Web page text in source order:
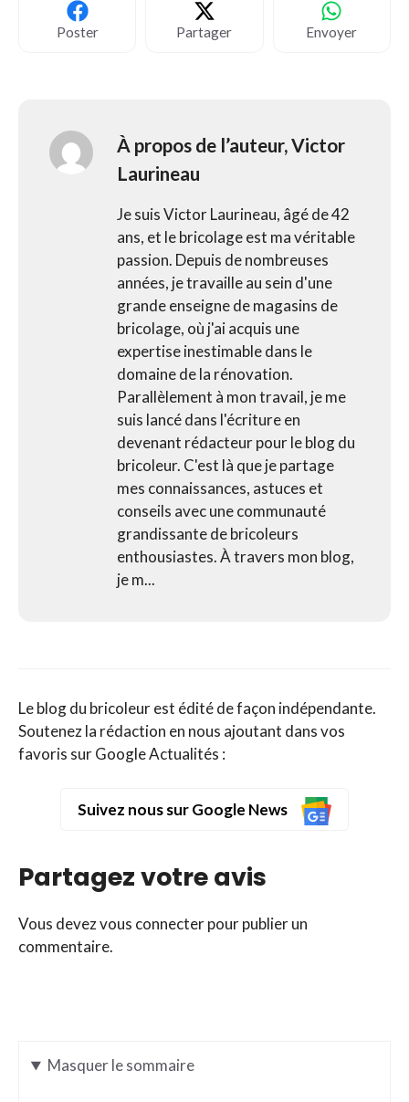
Poster Partager Envoyer
À propos de l’auteur,Victor
Laurineau
Je suis Victor Laurineau, âgé de 42
ans, et le bricolage est ma véritable
passion. Depuis de nombreuses
années, je travaille au sein d'une
grande enseigne de magasins de
bricolage, où j'ai acquis une
expertise inestimable dans le
domaine de la rénovation.
Parallèlement à mon travail, je me
suis lancé dans l'écriture en
devenant rédacteur pour le blog du
bricoleur. C'est là que je partage
mes connaissances, astuces et
conseils avec une communauté
grandissante de bricoleurs
enthousiastes. À travers mon blog,
je m...
Le blog du bricoleur est édité de façon indépendante.
Soutenez la rédaction en nous ajoutant dans vos
favoris sur Google Actualités :
Suivez nous sur Google News
Partagez votre avis
Vous devezvous connecterpour publier un
commentaire.
Masquerle sommaire